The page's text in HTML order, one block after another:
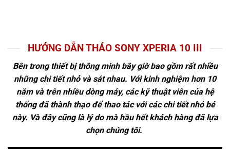
HƯỚNG DẪN THÁO SONY XPERIA 10 III
Bên trong thiết bị thông minh bây giờ bao gồm rất nhiều
những chi tiết nhỏ và sát nhau. Với kinh nghiệm hơn 10
năm và trên nhiều dòng máy, các kỹ thuật viên của hệ
thống đã thành thạo để thao tác với các chi tiết nhỏ bé
này. Và đây cũng là lý do mà hầu hết khách hàng đã lựa
chọn chúng tôi.